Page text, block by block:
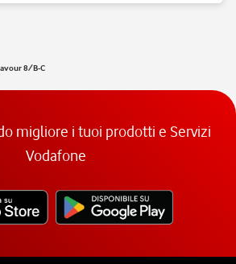
8/B-C
migliore i tuoi prodotti e Servizi
Vodafone